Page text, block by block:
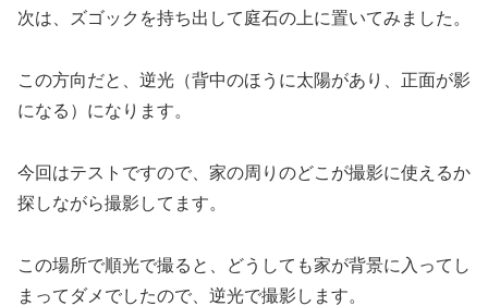
次は、ズゴックを持ち出して庭石の上に置いてみました。
この方向だと、逆光（背中のほうに太陽があり、正面が影
になる）になります。
今回はテストですので、家の周りのどこが撮影に使えるか
探しながら撮影してます。
この場所で順光で撮ると、どうしても家が背景に入ってし
まってダメでしたので、逆光で撮影します。